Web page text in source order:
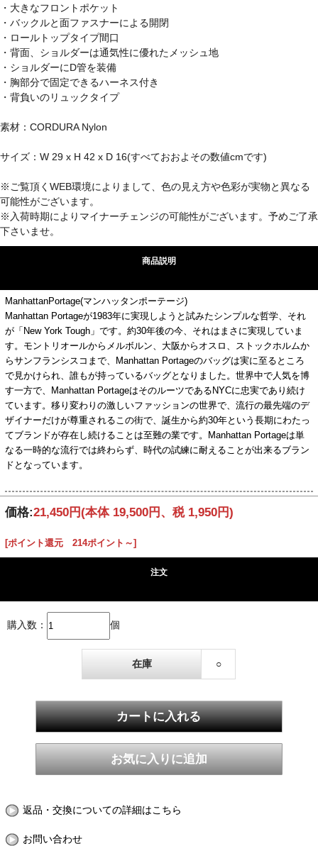
・大きなフロントポケット
・バックルと面ファスナーによる開閉
・ロールトップタイプ間口
・背面、ショルダーは通気性に優れたメッシュ地
・ショルダーにD管を装備
・胸部分で固定できるハーネス付き
・背負いのリュックタイプ
素材：CORDURA Nylon
サイズ：W 29 x H 42 x D 16(すべておおよその数値cmです)
※ご覧頂くWEB環境によりまして、色の見え方や色彩が実物と異なる
可能性がございます。
※入荷時期によりマイナーチェンジの可能性がございます。予めご了承
下さいませ。
商品説明
ManhattanPortage(マンハッタンポーテージ)
Manhattan Portageが1983年に実現しようと試みたシンプルな哲学、それ
が「New York Tough」です。約30年後の今、それはまさに実現していま
す。モントリオールからメルボルン、大阪からオスロ、ストックホルムか
らサンフランシスコまで、Manhattan Portageのバッグは実に至るところ
で見かけられ、誰もが持っているバッグとなりました。世界中で人気を博
す一方で、Manhattan PortageはそのルーツであるNYCに忠実であり続け
ています。移り変わりの激しいファッションの世界で、流行の最先端のデ
ザイナーだけが尊重されるこの街で、誕生から約30年という長期にわたっ
てブランドが存在し続けることは至難の業です。Manhattan Portageは単
なる一時的な流行では終わらず、時代の試練に耐えることが出来るブラン
ドとなっています。
価格:21,450円(本体 19,500円、税 1,950円)
[ポイント還元 214ポイント～]
注文
購入数： 個
在庫 ○
返品・交換についての詳細はこちら
お問い合わせ